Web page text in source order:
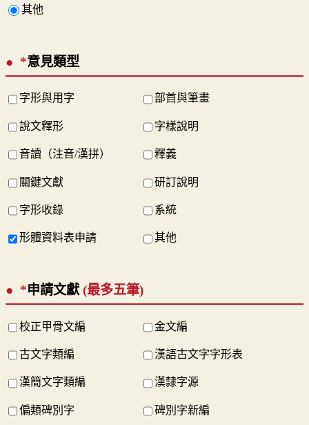
其他
*意見類型
字形與用字 部首與筆畫
說文釋形 字樣說明
音讀（注音/漢拼） 釋義
關鍵文獻 研訂說明
字形收錄 系統
形體資料表申請 其他
*申請文獻 (最多五筆)
校正甲骨文編 金文編
古文字類編 漢語古文字字形表
漢簡文字類編 漢隸字源
偏類碑別字 碑別字新編